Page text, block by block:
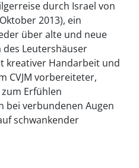
durch Israel von
2013), ein
über alte und neue
des Leutershäuser
kreativer Handarbeit und
CVJM vorbereiteter,
Erfühlen
bei verbundenen Augen
schwankender